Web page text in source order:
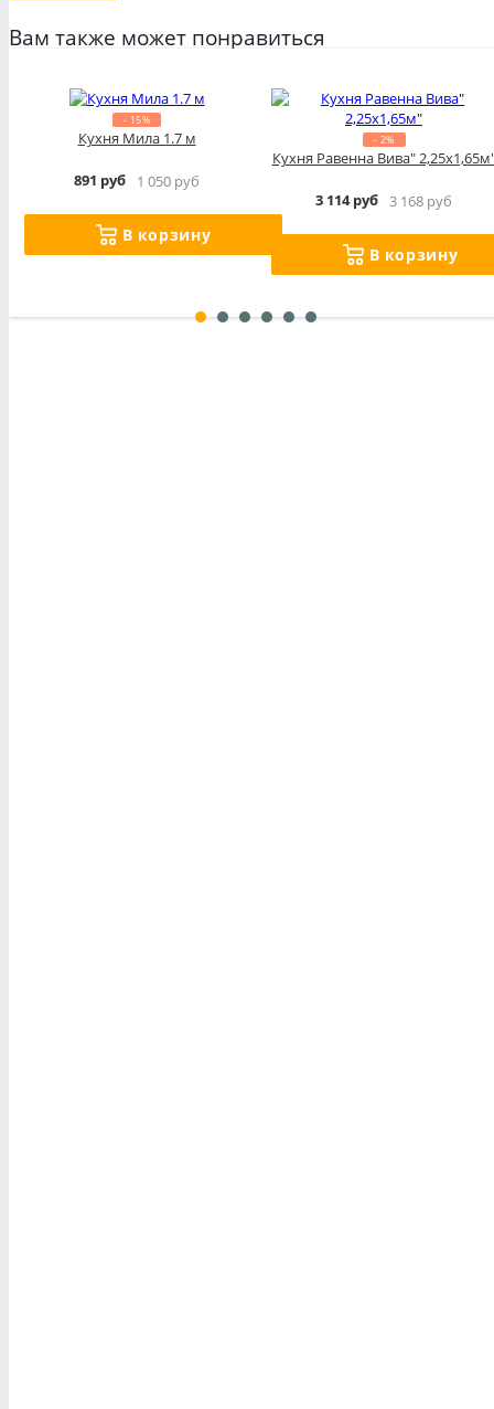
Вам также может понравиться
- 15%
Кухня Мила 1.7 м
891 руб 1 050 руб
В корзину
- 2%
Кухня Равенна Вива"
3 114 руб 3 168 руб
В корзину